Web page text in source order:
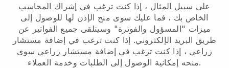
على سبيل المثال ، إذا كنت ترغب في إشراك المحاسب
الخاص بك ، فما عليك سوى منح الإذن لها للوصول إلى
ميزات "المسؤول والفوترة" وسيتلقى جميع الفواتير عن
طريق البريد الإلكتروني. إذا كنت ترغب في إضافة مستشار
زراعي ، إذا كنت ترغب في إضافة مستشار زراعي سوى
منحه إمكانية الوصول إلى الطلبات وخدمة العملاء.